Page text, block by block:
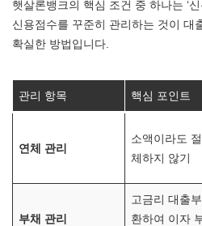
햇살론뱅크의 핵심 조건 중 하나는 ‘
신용점수를 꾸준히 관리하는 것이 대
확실한 방법입니다.
관리 항목 핵심 포인트
연체 관리
소액이라도
체하지 않기
부채 관리
고금리 대출
환하여 이자